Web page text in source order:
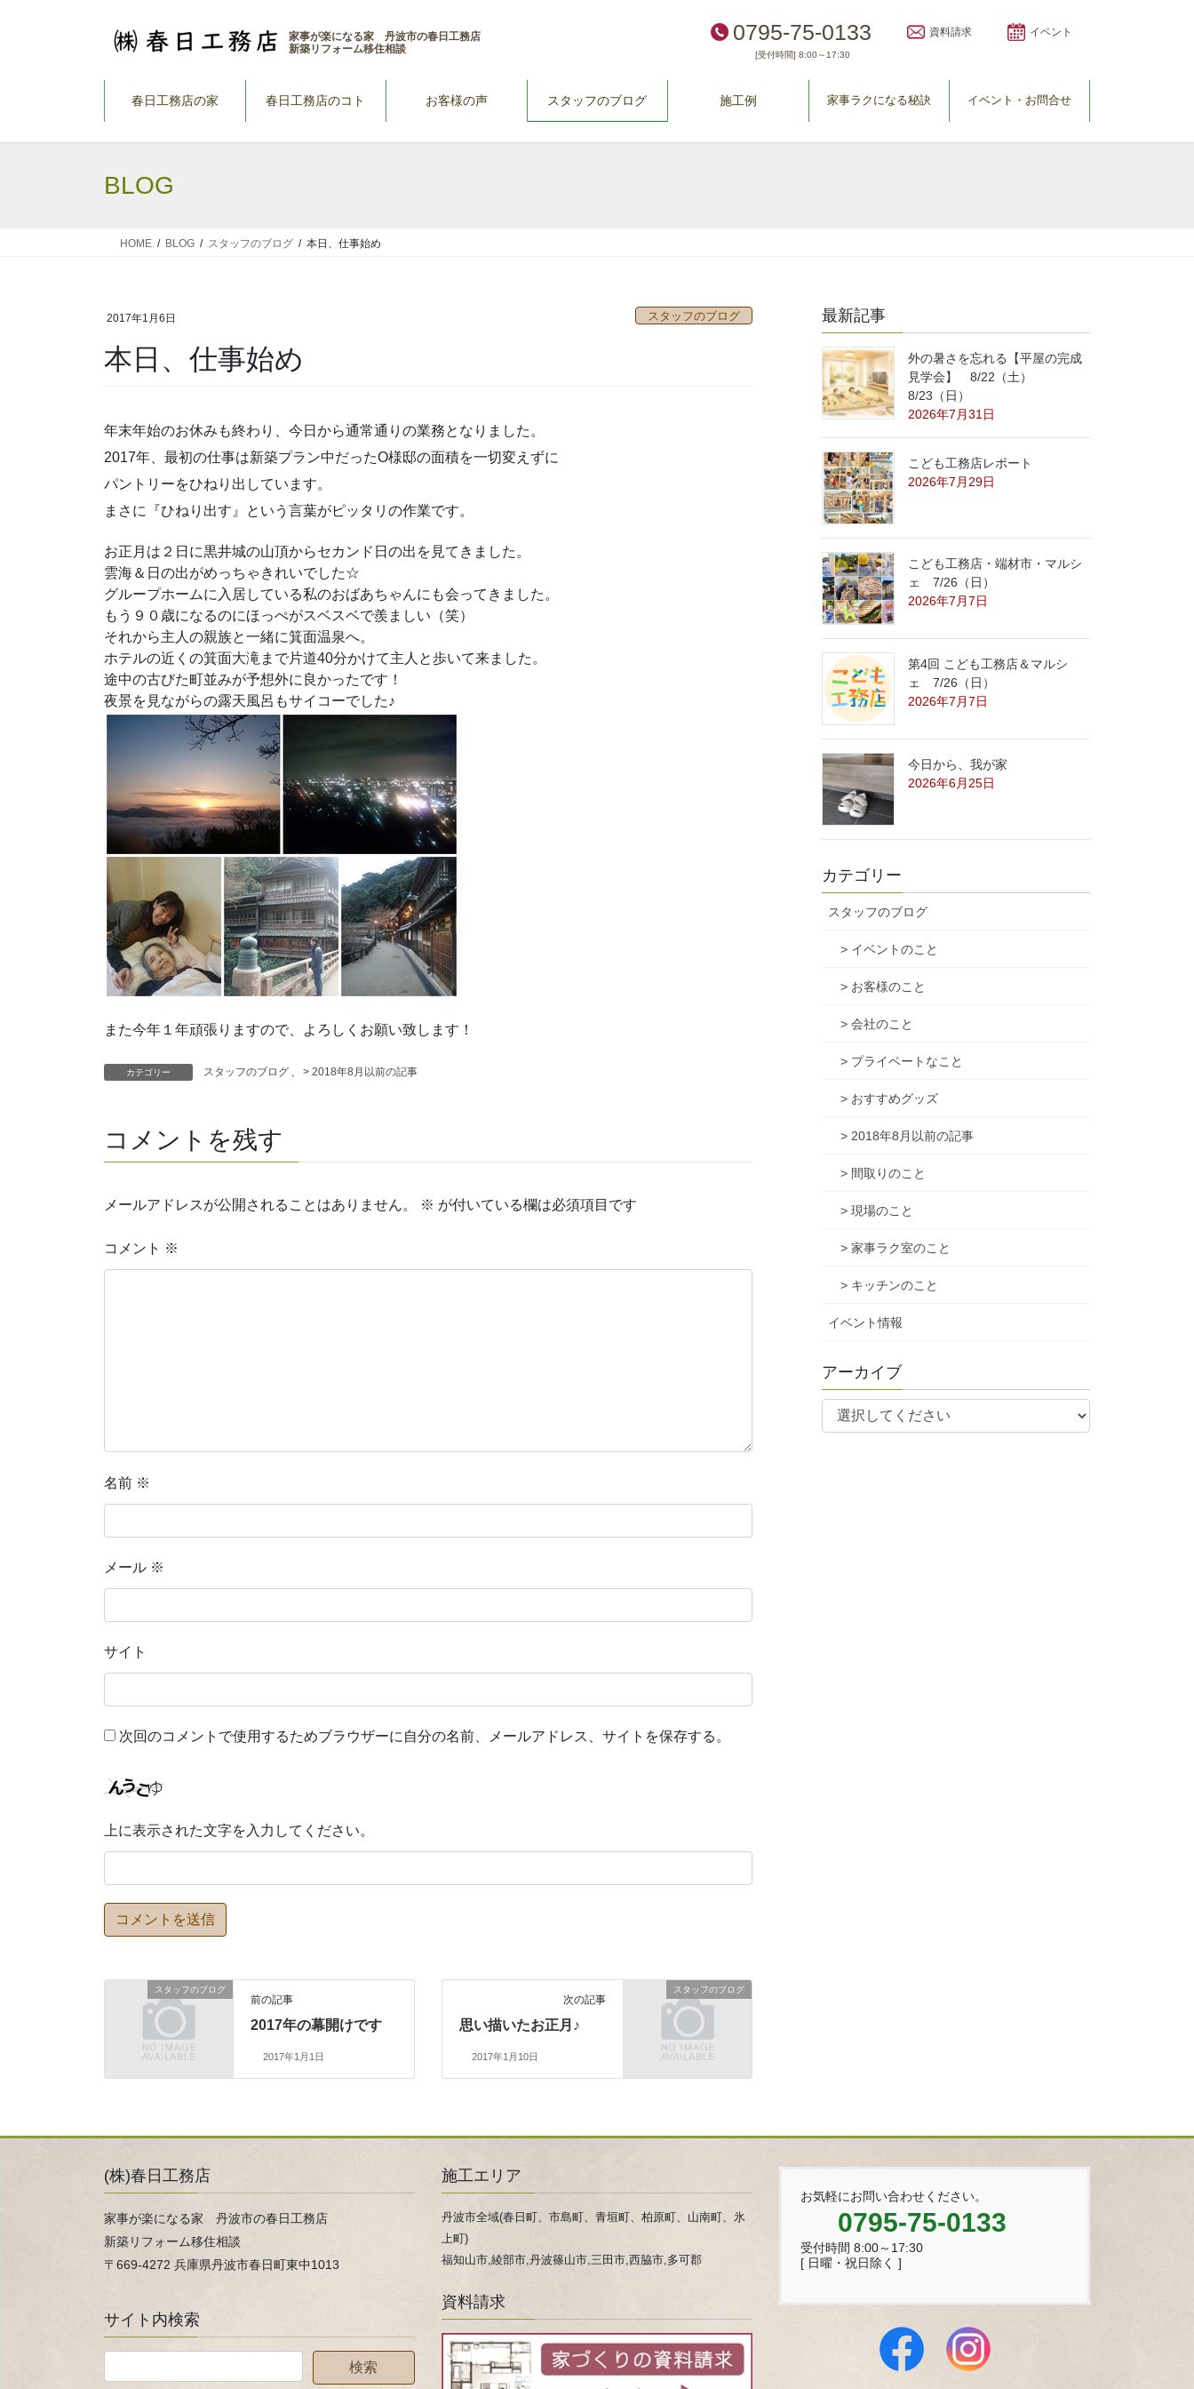
家事が楽になる家 丹波市の春日工務店
新築リフォーム移住相談
0795-75-0133
[受付時間] 8:00～17:30
資料請求 イベント
春日工務店の家 春日工務店のコト お客様の声 スタッフのブログ 施工例 家事ラクになる秘訣 イベント・お問合せ
BLOG
HOME BLOG スタッフのブログ 本日、仕事始め
2017年1月6日 スタッフのブログ
本日、仕事始め
年末年始のお休みも終わり、今日から通常通りの業務となりました。
2017年、最初の仕事は新築プラン中だったO様邸の面積を一切変えずに
パントリーをひねり出しています。
まさに『ひねり出す』という言葉がピッタリの作業です。
お正月は２日に黒井城の山頂からセカンド日の出を見てきました。
雲海＆日の出がめっちゃきれいでした☆
グループホームに入居している私のおばあちゃんにも会ってきました。
もう９０歳になるのにほっぺがスベスベで羨ましい（笑）
それから主人の親族と一緒に箕面温泉へ。
ホテルの近くの箕面大滝まで片道40分かけて主人と歩いて来ました。
途中の古びた町並みが予想外に良かったです！
夜景を見ながらの露天風呂もサイコーでした♪
また今年１年頑張りますので、よろしくお願い致します！
カテゴリー スタッフのブログ > 2018年8月以前の記事
コメントを残す
メールアドレスが公開されることはありません。 ※ が付いている欄は必須項目です
コメント ※
名前 ※
メール ※
サイト
次回のコメントで使用するためブラウザーに自分の名前、メールアドレス、サイトを保存する。
上に表示された文字を入力してください。
スタッフのブログ
前の記事
2017年の幕開けです
2017年1月1日
スタッフのブログ
次の記事
思い描いたお正月♪
2017年1月10日
最新記事
外の暑さを忘れる【平屋の完成
見学会】 8/22（土）
8/23（日）
2026年7月31日
こども工務店レポート
2026年7月29日
こども工務店・端材市・マルシ
ェ 7/26（日）
2026年7月7日
第4回 こども工務店＆マルシ
ェ 7/26（日）
2026年7月7日
今日から、我が家
2026年6月25日
カテゴリー
スタッフのブログ
> イベントのこと
> お客様のこと
> 会社のこと
> プライベートなこと
> おすすめグッズ
> 2018年8月以前の記事
> 間取りのこと
> 現場のこと
> 家事ラク室のこと
> キッチンのこと
イベント情報
アーカイブ
(株)春日工務店
家事が楽になる家 丹波市の春日工務店
新築リフォーム移住相談
〒669-4272 兵庫県丹波市春日町東中1013
サイト内検索
施工エリア
丹波市全域(春日町、市島町、青垣町、柏原町、山南町、氷
上町)
福知山市,綾部市,丹波篠山市,三田市,西脇市,多可郡
資料請求
お気軽にお問い合わせください。
0795-75-0133
受付時間 8:00～17:30
[ 日曜・祝日除く ]